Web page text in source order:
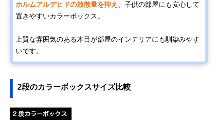
ホルムアルデヒドの放散量を抑え
、子供の部屋にも安心して
置きやすいカラーボックス。
上質な雰囲気のある木目が部屋のインテリアにも馴染みやす
いです。
2段のカラーボックスサイズ比較